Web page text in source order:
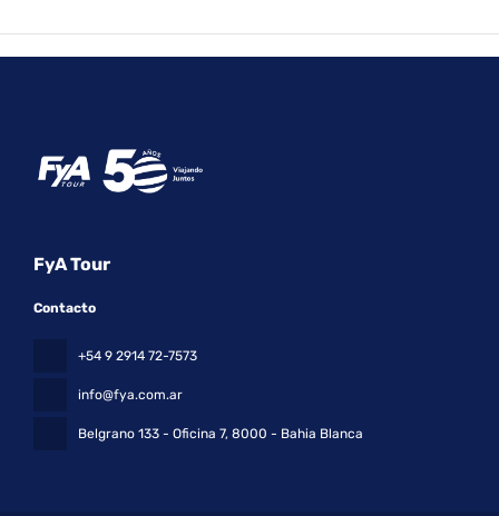
FyA Tour
Contacto
+54 9 2914 72-7573
info@fya.com.ar
Belgrano 133 - Oficina 7, 8000 - Bahia Blanca